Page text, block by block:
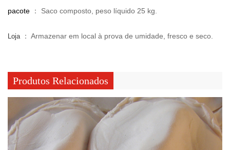
pacote ： Saco composto, peso líquido 25 kg.
Loja ： Armazenar em local à prova de umidade, fresco e seco.
Produtos Relacionados